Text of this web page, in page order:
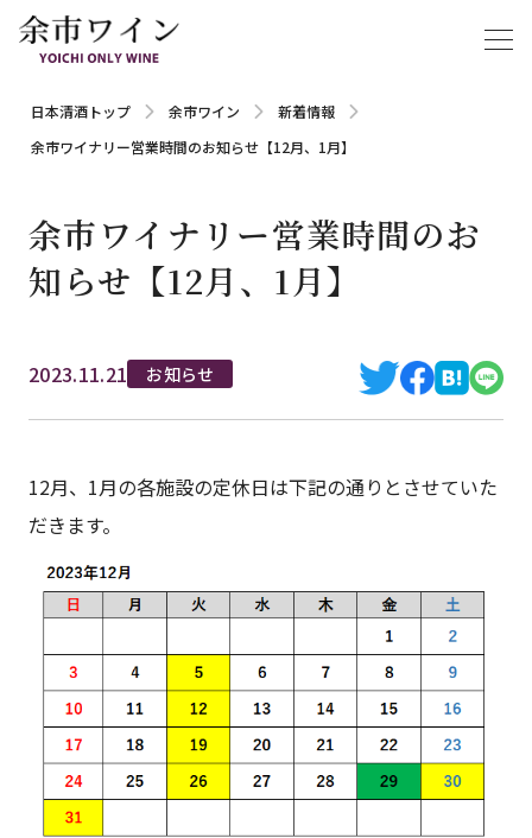
日本清酒トップ 余市ワイン
新着情報
余市ワイナリー営業時間のお知らせ【12月、1月】
余市ワイナリー営業時間のお
知らせ【12月、1月】
2023.11.21 お知らせ
12月、1月の各施設の定休日は下記の通りとさせていた
だきます。